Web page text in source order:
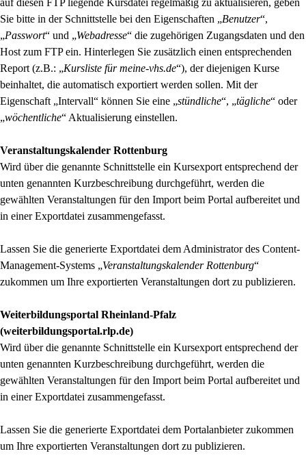
auf diesen FTP liegende Kursdatei regelmäßig zu aktualisieren, geben
Sie bitte in der Schnittstelle bei den Eigenschaften „Benutzer“,
„Passwort“ und „Webadresse“ die zugehörigen Zugangsdaten und den
Host zum FTP ein. Hinterlegen Sie zusätzlich einen entsprechenden
Report (z.B.: „Kursliste für meine-vhs.de“), der diejenigen Kurse
beinhaltet, die automatisch exportiert werden sollen. Mit der
Eigenschaft „Intervall“ können Sie eine „stündliche“, „tägliche“ oder
„wöchentliche“ Aktualisierung einstellen.
Veranstaltungskalender Rottenburg
Wird über die genannte Schnittstelle ein Kursexport entsprechend der
unten genannten Kurzbeschreibung durchgeführt, werden die
gewählten Veranstaltungen für den Import beim Portal aufbereitet und
in einer Exportdatei zusammengefasst.
Lassen Sie die generierte Exportdatei dem Administrator des Content-
Management-Systems „Veranstaltungskalender Rottenburg“
zukommen um Ihre exportierten Veranstaltungen dort zu publizieren.
Weiterbildungsportal Rheinland-Pfalz
(weiterbildungsportal.rlp.de)
Wird über die genannte Schnittstelle ein Kursexport entsprechend der
unten genannten Kurzbeschreibung durchgeführt, werden die
gewählten Veranstaltungen für den Import beim Portal aufbereitet und
in einer Exportdatei zusammengefasst.
Lassen Sie die generierte Exportdatei dem Portalanbieter zukommen
um Ihre exportierten Veranstaltungen dort zu publizieren.